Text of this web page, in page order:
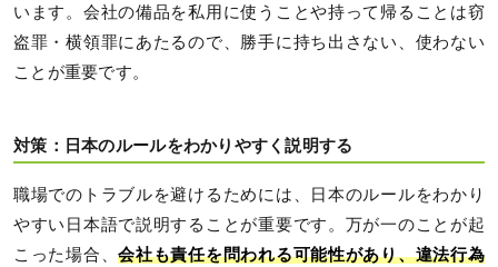
います。会社の備品を私用に使うことや持って帰ることは窃
盗罪・横領罪にあたるので、勝手に持ち出さない、使わない
ことが重要です。
対策：日本のルールをわかりやすく説明する
職場でのトラブルを避けるためには、日本のルールをわかり
やすい日本語で説明することが重要です。万が一のことが起
こった場合、会社も責任を問われる可能性があり、違法行為